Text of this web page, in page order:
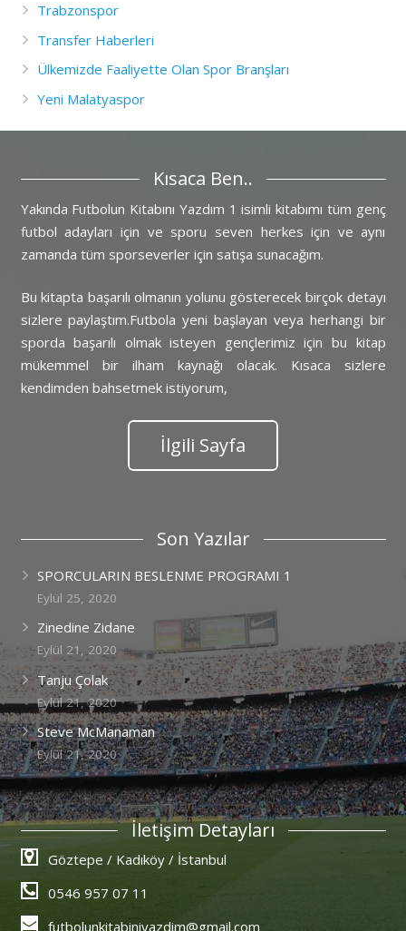
Trabzonspor
Transfer Haberleri
Ülkemizde Faaliyette Olan Spor Branşları
Yeni Malatyaspor
Kısaca Ben..
Yakında Futbolun Kitabını Yazdım 1 isimli kitabımı tüm genç
futbol adayları için ve sporu seven herkes için ve aynı
zamanda tüm sporseverler için satışa sunacağım.
Bu kitapta başarılı olmanın yolunu gösterecek birçok detayı
sizlere paylaştım.Futbola yeni başlayan veya herhangi bir
sporda başarılı olmak isteyen gençlerimiz için bu kitap
mükemmel bir ilham kaynağı olacak. Kısaca sizlere
kendimden bahsetmek istiyorum,
İlgili Sayfa
Son Yazılar
SPORCULARIN BESLENME PROGRAMI 1
Eylül 25, 2020
Zinedine Zidane
Eylül 21, 2020
Tanju Çolak
Eylül 21, 2020
Steve McManaman
Eylül 21, 2020
İletişim Detayları
Göztepe / Kadıköy / İstanbul
0546 957 07 11
futbolunkitabiniyazdim@gmail.com